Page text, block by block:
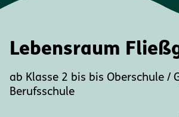
Lebensraum
ab Klasse 2 bis bis Oberschule /
Berufsschule